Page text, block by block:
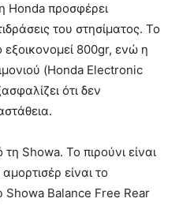
Honda προσφέρει
του στησίματος. Το
εξοικονομεί 800gr, ενώ η
(Honda Electronic
ότι δεν
Showa. Το πιρούνι είναι
είναι το
Showa Balance Free Rear